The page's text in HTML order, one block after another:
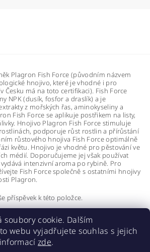
Plagron Fish Force (původním názvem
hnojivo, které je vhodné i pro
Česku má na toto certifikaci). Fish Force
NPK (dusík, fosfor a draslík) a je
z mořských řas, aminokyseliny a
Fish Force se aplikuje postřikem na listy,
Hnojivo Plagron Fish Force stimuluje
podporuje růst rostlin a přírůstání
růstového hnojiva Fish Force optimálně
květu. Hnojivo je vhodné pro pěstování ve
médií. Doporučujeme jej však používat
intenzivní aroma po rybině. Pro
Fish Force společně s ostatními hnojivy
Plagron.
příspěvek k této položce.
soubory cookie. Dalším
webu vyjadřujete souhlas s jejich
zde.